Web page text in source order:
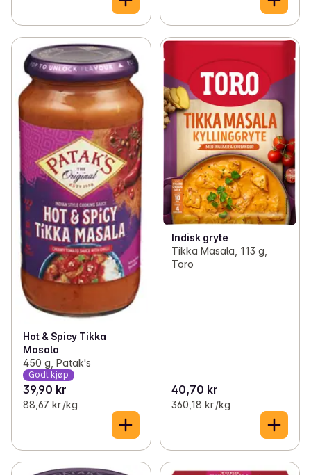
Hot & Spicy Tikka
Masala
450 g, Patak's
Godt kjøp
39,90 kr
88,67 kr /kg
Indisk gryte
Tikka Masala, 113 g,
Toro
40,70 kr
360,18 kr /kg